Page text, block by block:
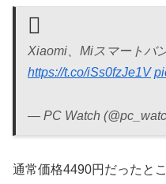
Xiaomi、Miスマートバ
https://t.co/iSs0fzJe1V
— PC Watch
通常価格4490円だったと